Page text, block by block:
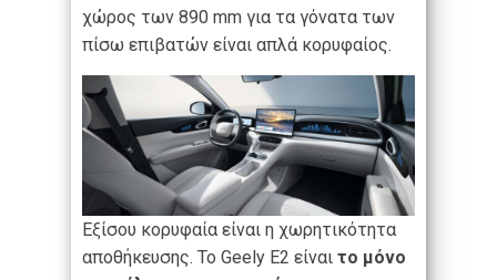
χώρος των 890 mm για τα γόνατα των
πίσω επιβατών είναι απλά κορυφαίος.
Εξίσου κορυφαία είναι η χωρητικότητα
αποθήκευσης. Το Geely E2 είναι το μόνο